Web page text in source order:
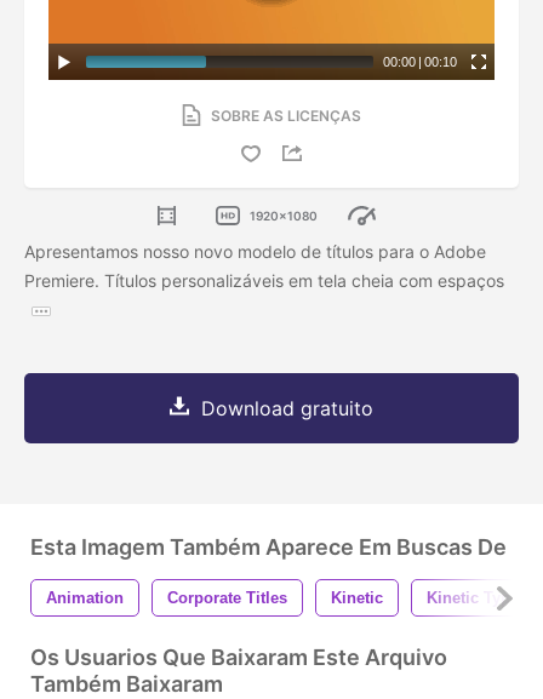
00:00 | 00:10
SOBRE AS LICENÇAS
1920x1080
Apresentamos nosso novo modelo de títulos para o Adobe
Premiere. Títulos personalizáveis ​​em tela cheia com espaços
Download gratuito
Esta Imagem Também Aparece Em Buscas De
Animation Corporate Titles Kinetic Kinetic Typo
Os Usuarios Que Baixaram Este Arquivo
Também Baixaram